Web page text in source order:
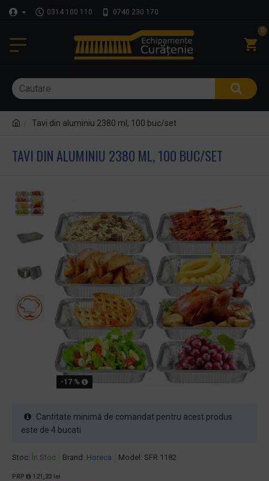
0314 100 110 0740 230 170
0
Tavi din aluminiu 2380 ml, 100 buc/set
TAVI DIN ALUMINIU 2380 ML, 100 BUC/SET
-17 %
Stoc: În Stoc Brand: Horeca Model: SFR 1182
PRP 121,23 lei
Cantitate minimă de comandat pentru acest produs
este de 4 bucati